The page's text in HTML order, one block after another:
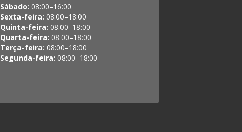
Sábado: 08:00–16:00
Sexta-feira: 08:00–18:00
Quinta-feira: 08:00–18:00
Quarta-feira: 08:00–18:00
Terça-feira: 08:00–18:00
Segunda-feira: 08:00–18:00